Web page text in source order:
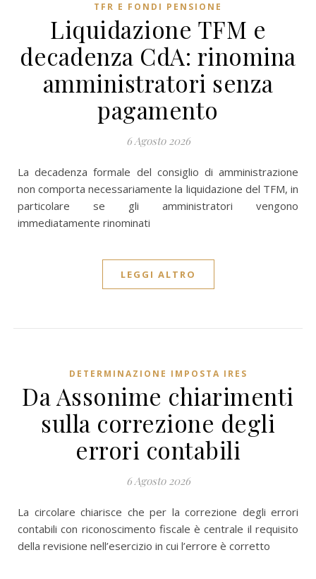
TFR E FONDI PENSIONE
Liquidazione TFM e
decadenza CdA: rinomina
amministratori senza
pagamento
6 Agosto 2026
La decadenza formale del consiglio di amministrazione
non comporta necessariamente la liquidazione del TFM, in
particolare se gli amministratori vengono
immediatamente rinominati
LEGGI ALTRO
DETERMINAZIONE IMPOSTA IRES
Da Assonime chiarimenti
sulla correzione degli
errori contabili
6 Agosto 2026
La circolare chiarisce che per la correzione degli errori
contabili con riconoscimento fiscale è centrale il requisito
della revisione nell’esercizio in cui l’errore è corretto